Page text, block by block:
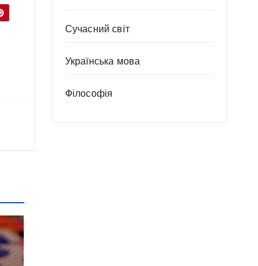
Сучасний світ
Українська мова
Філософія